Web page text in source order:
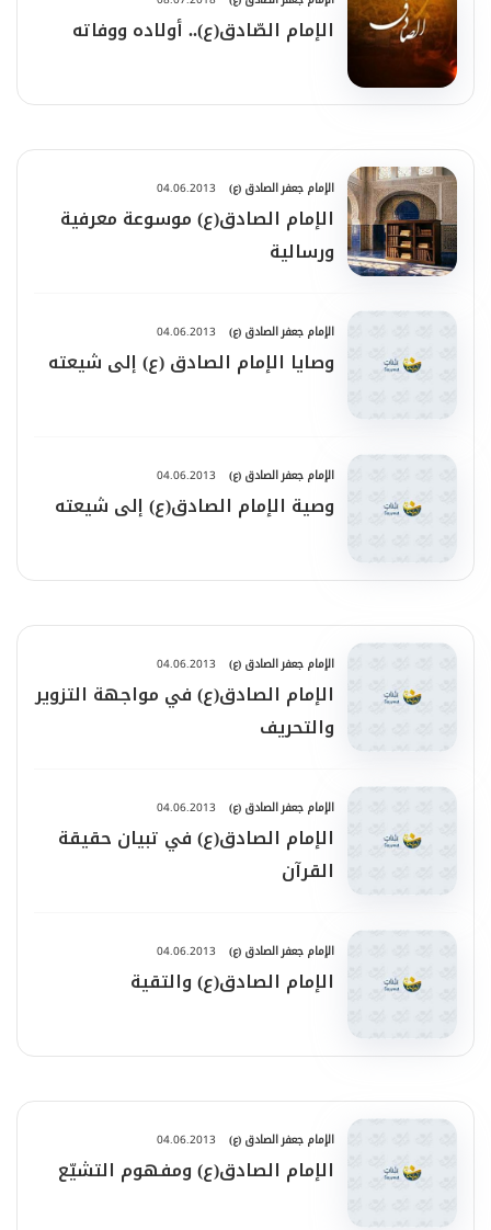
الإمام الصّادق(ع).. أولاده ووفاته‏
الإمام جعفر الصادق (ع) 04.06.2013
الإمام الصادق(ع) موسوعة معرفية
ورسالية
الإمام جعفر الصادق (ع) 04.06.2013
وصايا الإمام الصادق (ع) إلى شيعته
الإمام جعفر الصادق (ع) 04.06.2013
وصية الإمام الصادق(ع) إلى شيعته
الإمام جعفر الصادق (ع) 04.06.2013
الإمام الصادق(ع) في مواجهة التزوير
والتحريف
الإمام جعفر الصادق (ع) 04.06.2013
الإمام الصادق(ع) في تبيان حقيقة
القرآن
الإمام جعفر الصادق (ع) 04.06.2013
الإمام الصادق(ع) والتقية
الإمام جعفر الصادق (ع) 04.06.2013
الإمام الصادق(ع) ومفهوم التشيّع